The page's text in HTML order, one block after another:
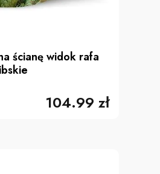
ścianę widok rafa
104.99 zł